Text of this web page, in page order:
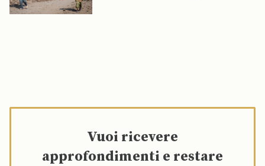
Vuoi ricevere
approfondimenti e restare